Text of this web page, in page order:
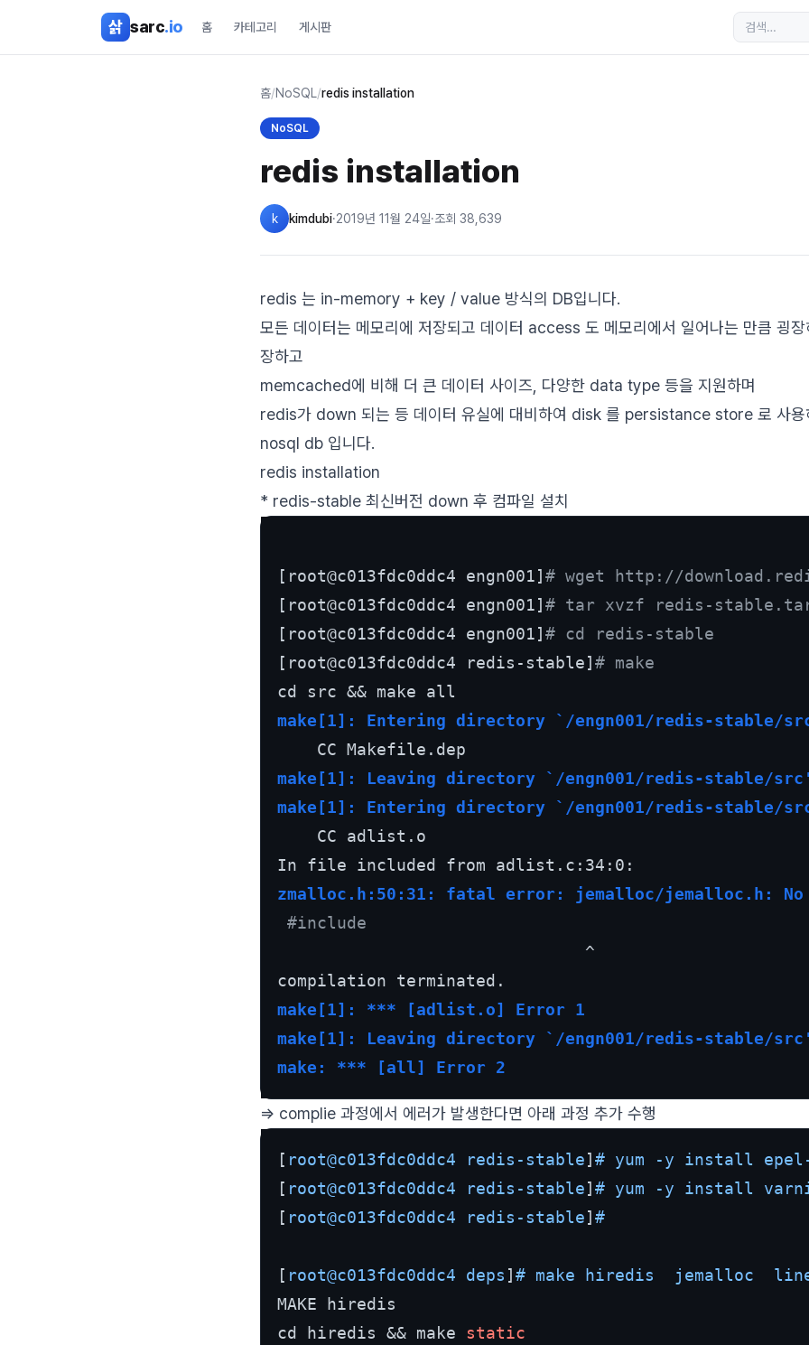
삵 sarc.io 홈 카테고리 게시판
홈/NoSQL/redis installation
NoSQL
redis installation
k kimdubi·2019년 11월 24일·조회 38,639
redis 는 in-memory + key / value 방식의 DB입니다.
모든 데이터는 메모리에 저장되고 데이터 access 도 메모리에서 일어나는 만큼 굉
장하고
memcached에 비해 더 큰 데이터 사이즈, 다양한 data type 등을 지원하며
redis가 down 되는 등 데이터 유실에 대비하여 disk 를 persistance store 로 사용
nosql db 입니다.
redis installation
* redis-stable 최신버전 down 후 컴파일 설치
[root@c013fdc0ddc4 engn001] # wget http://
[root@c013fdc0ddc4 engn001] # tar xvzf redis-
[root@c013fdc0ddc4 engn001] # cd redis-stable
[root@c013fdc0ddc4 redis-stable] # make
make[1]: Entering directory `/engn001/redis-stable/
make[1]: Leaving directory `/engn001/redis-stable/
make[1]: Entering directory `/engn001/redis-stable/
    CC adlist.o
zmalloc.h:50:31: fatal error: jemalloc/jemalloc.h:
#include
                               ^
make[1]: *** [adlist.o] Error 1
make[1]: Leaving directory `/engn001/redis-stable/
make: *** [all] Error 2
=> complie 과정에서 에러가 발생한다면 아래 과정 추가 수행
[ root@c013fdc0ddc4 redis-stable] # yum -y install
[ root@c013fdc0ddc4 redis-stable] # yum -y install
[ root@c013fdc0ddc4 redis-stable] #
[ root@c013fdc0ddc4 deps ] # make hiredis  jemalloc
MAKE hiredis
cd hiredis && make static